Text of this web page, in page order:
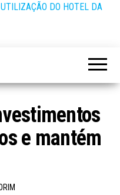
DO HOTEL DA
e mantém